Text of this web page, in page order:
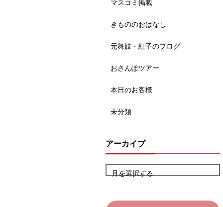
マスコミ掲載
きもののおはなし
元舞妓・紅子のブログ
おさんぽツアー
本日のお客様
未分類
アーカイブ
月を選択する